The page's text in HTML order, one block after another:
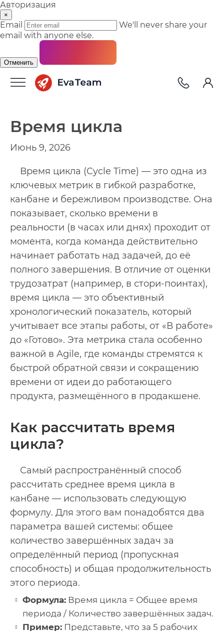
Авторизация
×
Email
We'll never share your
email with anyone else.
Отменить
Время цикла
Июнь 9, 2026
Время цикла (Cycle Time) — это одна из
ключевых метрик в гибкой разработке,
канбане и бережливом производстве. Она
показывает, сколько времени в
реальности (в часах или днях) проходит от
момента, когда команда действительно
начинает работать над задачей, до её
полного завершения. В отличие от оценки
трудозатрат (например, в стори-поинтах),
время цикла — это объективный
хронологический показатель, который
учитывает все этапы работы, от «В работе»
до «Готово». Эта метрика стала особенно
важной в Agile, где команды стремятся к
быстрой обратной связи и сокращению
времени от идеи до работающего
продукта, размещённого в продакшене.
Как рассчитать время
цикла?
Самый распространённый способ
рассчитать среднее время цикла в
канбане — использовать следующую
формулу. Для этого вам понадобятся два
параметра вашей системы: общее
количество завершённых задач за
определённый период (пропускная
способность) и общая продолжительность
этого периода.
Формула: Время цикла = Общее время
периода / Количество завершённых задач.
Пример: Представьте, что за 5 рабочих